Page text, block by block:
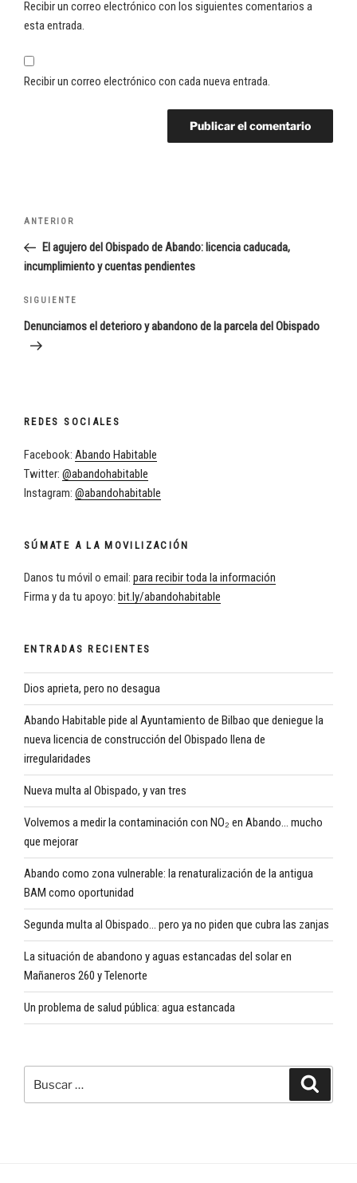
Recibir un correo electrónico con los siguientes comentarios a
esta entrada.
Recibir un correo electrónico con cada nueva entrada.
Navegación
entradas
Entrada
anterior:
ANTERIOR
El agujero del Obispado de Abando: licencia caducada,
incumplimiento y cuentas pendientes
Siguiente
entrada
SIGUIENTE
Denunciamos el deterioro y abandono de la parcela del Obispado
REDES SOCIALES
Facebook: Abando Habitable
Twitter: @abandohabitable
Instagram: @abandohabitable
SÚMATE A LA MOVILIZACIÓN
Danos tu móvil o email: para recibir toda la información
Firma y da tu apoyo: bit.ly/abandohabitable
ENTRADAS RECIENTES
Dios aprieta, pero no desagua
Abando Habitable pide al Ayuntamiento de Bilbao que deniegue la
nueva licencia de construcción del Obispado llena de
irregularidades
Nueva multa al Obispado, y van tres
Volvemos a medir la contaminación con NO₂ en Abando… mucho
que mejorar
Abando como zona vulnerable: la renaturalización de la antigua
BAM como oportunidad
Segunda multa al Obispado… pero ya no piden que cubra las zanjas
La situación de abandono y aguas estancadas del solar en
Mañaneros 260 y Telenorte
Un problema de salud pública: agua estancada